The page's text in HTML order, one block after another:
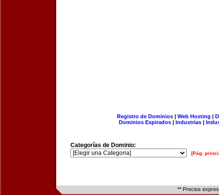
Registro de Dominios| Web Hosting |
Dominios Expirados | Industrias |
Categorías de Dominio:
[Pág.
** Precios